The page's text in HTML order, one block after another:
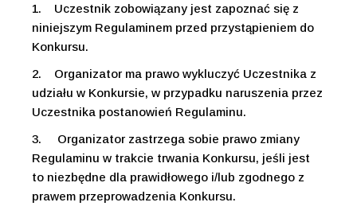
1.
Uczestnik zobowiązany jest zapoznać się z
niniejszym Regulaminem przed przystąpieniem do
Konkursu.
2.
Organizator ma prawo wykluczyć Uczestnika z
udziału w Konkursie, w przypadku naruszenia przez
Uczestnika postanowień Regulaminu.
3.
Organizator zastrzega sobie prawo zmiany
Regulaminu w trakcie trwania Konkursu, jeśli jest
to niezbędne dla prawidłowego i/lub zgodnego z
prawem przeprowadzenia Konkursu.